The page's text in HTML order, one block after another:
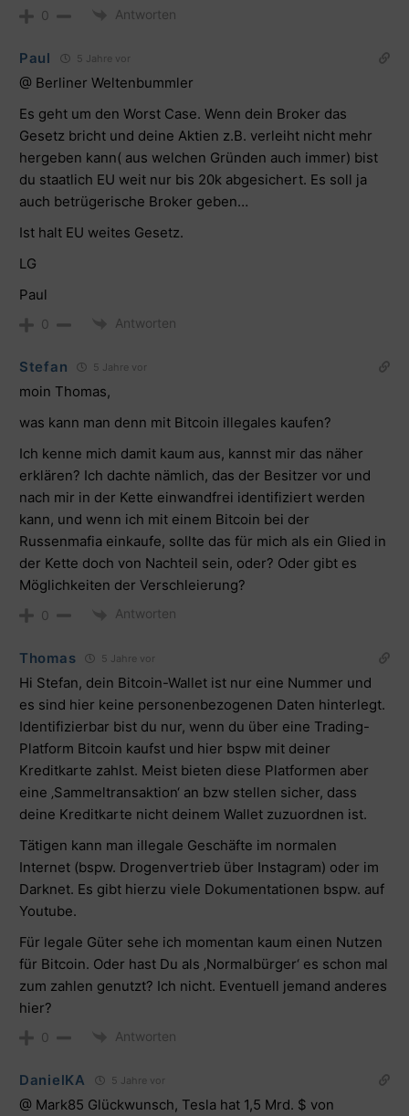
0 Antworten
Paul 5 Jahre vor
@ Berliner Weltenbummler
Es geht um den Worst Case. Wenn dein Broker das
Gesetz bricht und deine Aktien z.B. verleiht nicht mehr
hergeben kann( aus welchen Gründen auch immer) bist
du staatlich EU weit nur bis 20k abgesichert. Es soll ja
auch betrügerische Broker geben…
Ist halt EU weites Gesetz.
LG
Paul
0 Antworten
Stefan 5 Jahre vor
moin Thomas,
was kann man denn mit Bitcoin illegales kaufen?
Ich kenne mich damit kaum aus, kannst mir das näher
erklären? Ich dachte nämlich, das der Besitzer vor und
nach mir in der Kette einwandfrei identifiziert werden
kann, und wenn ich mit einem Bitcoin bei der
Russenmafia einkaufe, sollte das für mich als ein Glied in
der Kette doch von Nachteil sein, oder? Oder gibt es
Möglichkeiten der Verschleierung?
0 Antworten
Thomas 5 Jahre vor
Hi Stefan, dein Bitcoin-Wallet ist nur eine Nummer und
es sind hier keine personenbezogenen Daten hinterlegt.
Identifizierbar bist du nur, wenn du über eine Trading-
Platform Bitcoin kaufst und hier bspw mit deiner
Kreditkarte zahlst. Meist bieten diese Platformen aber
eine ‚Sammeltransaktion‘ an bzw stellen sicher, dass
deine Kreditkarte nicht deinem Wallet zuzuordnen ist.
Tätigen kann man illegale Geschäfte im normalen
Internet (bspw. Drogenvertrieb über Instagram) oder im
Darknet. Es gibt hierzu viele Dokumentationen bspw. auf
Youtube.
Für legale Güter sehe ich momentan kaum einen Nutzen
für Bitcoin. Oder hast Du als ‚Normalbürger‘ es schon mal
zum zahlen genutzt? Ich nicht. Eventuell jemand anderes
hier?
0 Antworten
DanielKA 5 Jahre vor
@ Mark85 Glückwunsch, Tesla hat 1,5 Mrd. $ von